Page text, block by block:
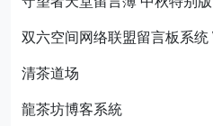
双六空间网络联盟留言板系统
清茶道场
龍茶坊博客系統